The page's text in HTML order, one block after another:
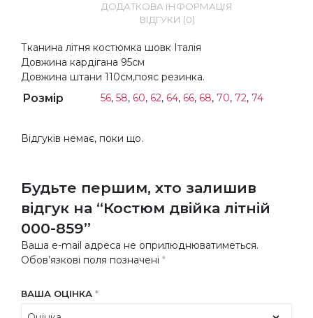
ДОДАТКОВА ІНФОРМАЦІЯ
ВІДГУКИ (0)
Тканина лiтня костюмка шовк Iталiя
Довжина кардiгана 95см
Довжина штани 110см,пояс резинка.
Розмір 56, 58, 60, 62, 64, 66, 68, 70, 72, 74
Відгуків немає, поки що.
Будьте першим, хто залишив
відгук на “Костюм двійка літній
000-859”
Ваша e-mail адреса не оприлюднюватиметься.
Обов’язкові поля позначені *
ВАША ОЦІНКА *